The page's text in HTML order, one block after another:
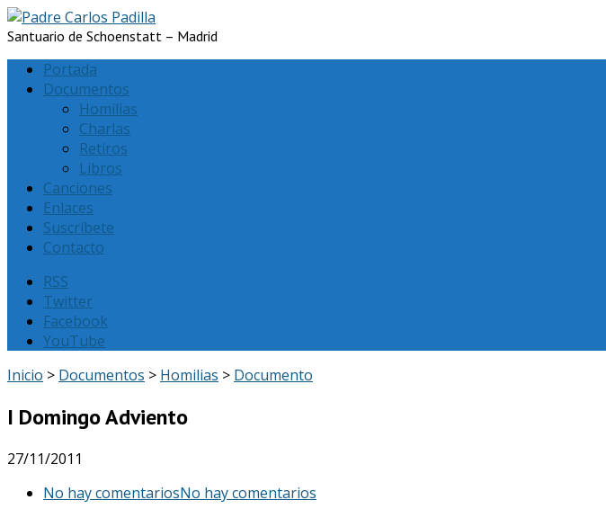
Santuario de Schoenstatt – Madrid
Portada
Documentos
Homilias
Charlas
Retiros
Libros
Canciones
Enlaces
Suscríbete
Contacto
RSS
Twitter
Facebook
YouTube
Inicio > Documentos > Homilias > Documento
I Domingo Adviento
27/11/2011
No hay comentariosNo hay comentarios